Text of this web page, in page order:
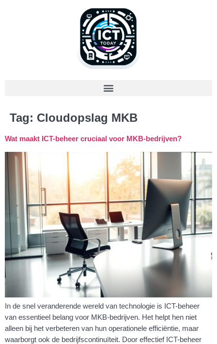
Tag: Cloudopslag MKB
Wat maakt ICT-beheer cruciaal voor MKB-bedrijven?
In de snel veranderende wereld van technologie is ICT-beheer
van essentieel belang voor MKB-bedrijven. Het helpt hen niet
alleen bij het verbeteren van hun operationele efficiëntie, maar
waarborgt ook de bedrijfscontinuïteit. Door effectief ICT-beheer